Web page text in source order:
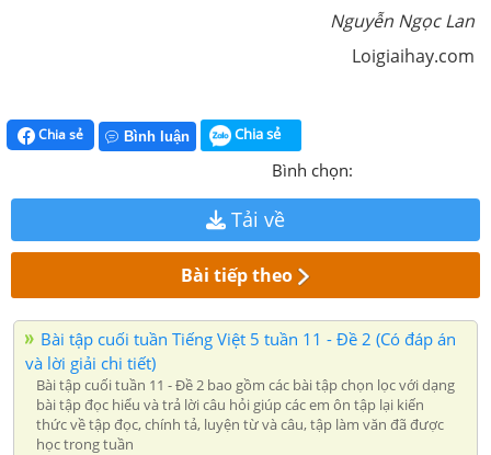
Nguyễn Ngọc Lan
Loigiaihay.com
Chia sẻ Bình luận Chia sẻ
Bình chọn:
Tải về
Bài tiếp theo
Bài tập cuối tuần Tiếng Việt 5 tuần 11 - Đề 2 (Có đáp án
và lời giải chi tiết)
Bài tập cuối tuần 11 - Đề 2 bao gồm các bài tập chọn lọc với dạng
bài tập đọc hiểu và trả lời câu hỏi giúp các em ôn tập lại kiến
thức về tập đọc, chính tả, luyện từ và câu, tập làm văn đã được
học trong tuần